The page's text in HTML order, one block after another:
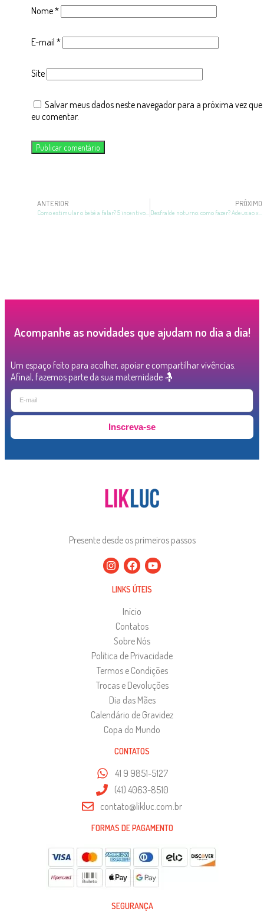
Nome*
E-mail *
Site
Salvar meus dados neste navegador para a próxima vez que
eu comentar.
ANTERIOR PRÓXIMO
Acompanhe as novidades que ajudam no dia a dia!
Um espaço feito para acolher, apoiar e compartilhar vivências.
Afinal, fazemos parte da sua maternidade 🤱
Inscreva-se
Presente desde os primeiros passos
LINKS ÚTEIS
Início
Contatos
Sobre Nós
Política de Privacidade
Termos e Condições
Trocas e Devoluções
Dia das Mães
Calendário de Gravidez
Copa do Mundo
CONTATOS
41 9 9851-5127
(41) 4063-8510
contato@likluc.com.br
FORMAS DE PAGAMENTO
SEGURANÇA